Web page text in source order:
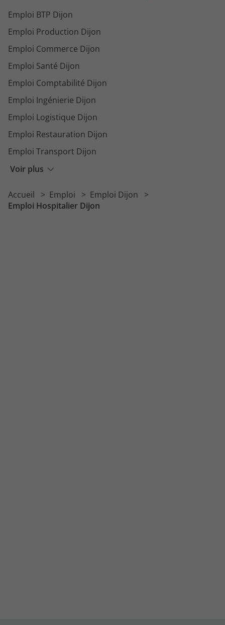
Voir plus
Emploi BTP Dijon
Emploi Production Dijon
Emploi Commerce Dijon
Emploi Santé Dijon
Emploi Comptabilité Dijon
Emploi Ingénierie Dijon
Emploi Logistique Dijon
Emploi Restauration Dijon
Emploi Transport Dijon
Emploi Enseignement Dijon
Emploi Distribution Dijon
Accueil Emploi
Emploi Dijon
Emploi Hospitalier Dijon